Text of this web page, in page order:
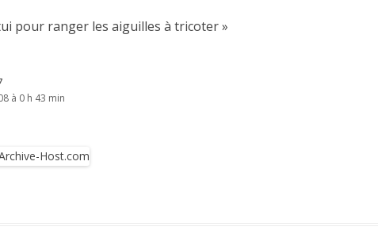
pour ranger les aiguilles à tricoter»
à 0 h 43 min